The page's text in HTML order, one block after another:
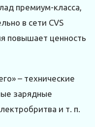
премиум-класса,
в сети CVS
повышает ценность
– технические
зарядные
и т. п.